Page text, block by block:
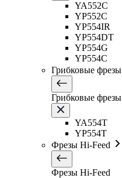
YA552C
YP552C
YP554IR
YP554DT
YP554G
YP554C
Грибковые фрезы
Грибковые фрезы
YA554T
YP554T
Фрезы Hi-Feed
Фрезы Hi-Feed